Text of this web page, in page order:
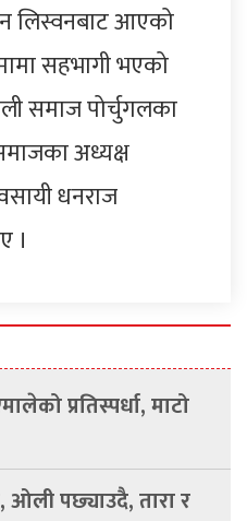
लिस्वनबाट आएको
सहभागी भएको
समाज पोर्चुगलका
अध्यक्ष
धनराज
।
प्रतिस्पर्धा, माटो
ओली पछ्याउदै, तारा र